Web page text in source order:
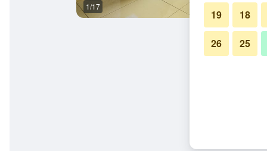
1/17
18
19
25
26